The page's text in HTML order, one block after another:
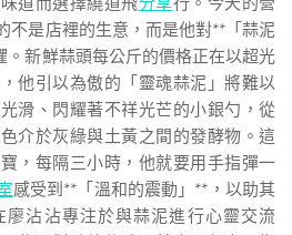
不是店裡的生意，而是他對**「蒜泥
。新鮮蒜頭每公斤的價格正在以超光
他引以為傲的「靈魂蒜泥」將難以
滑、閃耀著不祥光芒的小銀勺，從
介於灰綠與土黃之間的發酵物。這
，每隔三小時，他就要用手指彈一
感受到**「溫和的震動」**，以助其
沾沾專注於與蒜泥進行心靈交流